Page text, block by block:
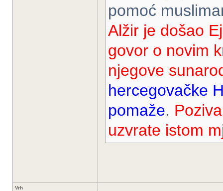
pomoć
Alžir je došao
govor o novim
njegove
hercegovačke
pomaže.
uzvrate istom
Vrh